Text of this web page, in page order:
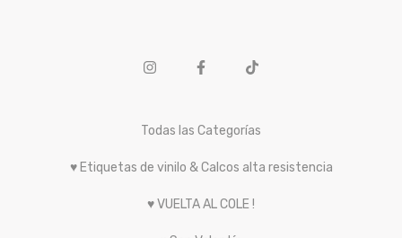
Todas las Categorías
♥ Etiquetas de vinilo & Calcos alta resistencia
♥ VUELTA AL COLE !